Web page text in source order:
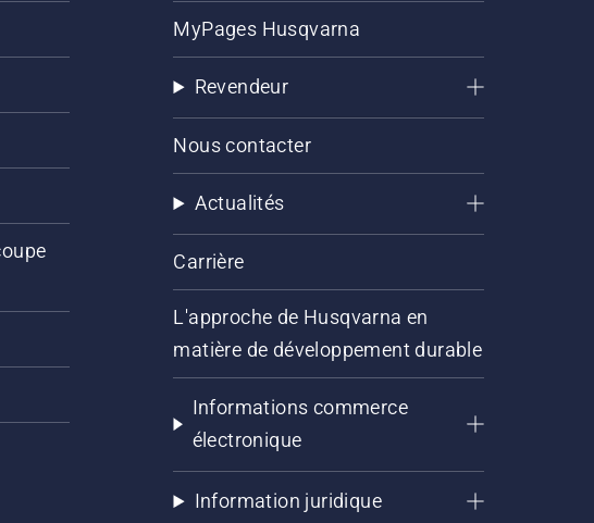
MyPages Husqvarna
Revendeur
Nous contacter
Actualités
Carrière
L'approche de Husqvarna en
matière de développement durable
Informations commerce
électronique
Information juridique